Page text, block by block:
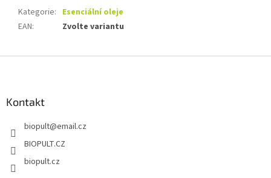
Kategorie: Esenciální oleje
EAN: Zvolte variantu
Kontakt
biopult@email.cz
BIOPULT.CZ
biopult.cz